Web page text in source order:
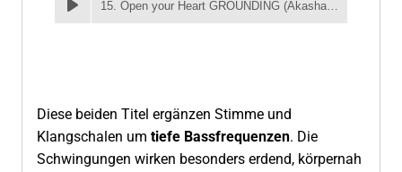
Diese beiden Titel ergänzen Stimme und
Klangschalen um tiefe Bassfrequenzen. Die
Schwingungen wirken besonders erdend, körpernah